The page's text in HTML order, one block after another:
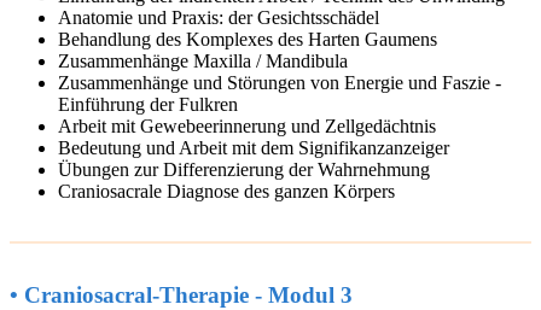
Anatomie und Praxis: der Gesichtsschädel
Behandlung des Komplexes des Harten Gaumens
Zusammenhänge Maxilla / Mandibula
Zusammenhänge und Störungen von Energie und Faszie -
Einführung der Fulkren
Arbeit mit Gewebeerinnerung und Zellgedächtnis
Bedeutung und Arbeit mit dem Signifikanzanzeiger
Übungen zur Differenzierung der Wahrnehmung
Craniosacrale Diagnose des ganzen Körpers
• Craniosacral-Therapie - Modul 3